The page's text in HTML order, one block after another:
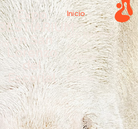
Expo
en San
Lorenzo
del
Escorial
Inicio»
Expo
BESTIARIUM
en San
Lorenzo
del
Escorial